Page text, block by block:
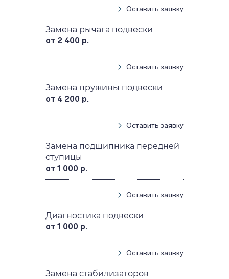
Оставить заявку
Замена рычага подвески
от 2 400 р.
Оставить заявку
Замена пружины подвески
от 4 200 р.
Оставить заявку
Замена подшипника передней
ступицы
от 1 000 р.
Оставить заявку
Диагностика подвески
от 1 000 р.
Оставить заявку
Замена стабилизаторов